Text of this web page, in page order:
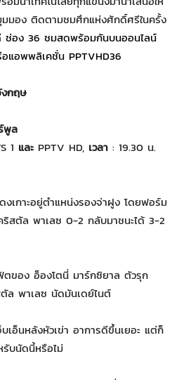
มอง ติดตามชมศึกแห่งศักดิ์ศรีในครั้ง
ช่อง 36 ชมสดพร้อมกันบนออนไลน์
แอพพลิเคชั่น PPTVHD36
กฤษ
พูล
1 และ PPTV HD, เวลา : 19.30 น.
เกาะอยู่ตำแหน่งรองจ่าฝูง โดยฟอร์ม
สตัล พาเลซ 0-2 กลับมาชนะได้ 3-2
ของ อ็องโตนี่ มาร์กซิยาล ตัวรุก
ล พาเลซ นัดมันเดย์ไนต์
เอ็นหลังหัวเข่า อาการดีขึ้นเยอะ แต่ก็
บนัดนี้หรือไม่